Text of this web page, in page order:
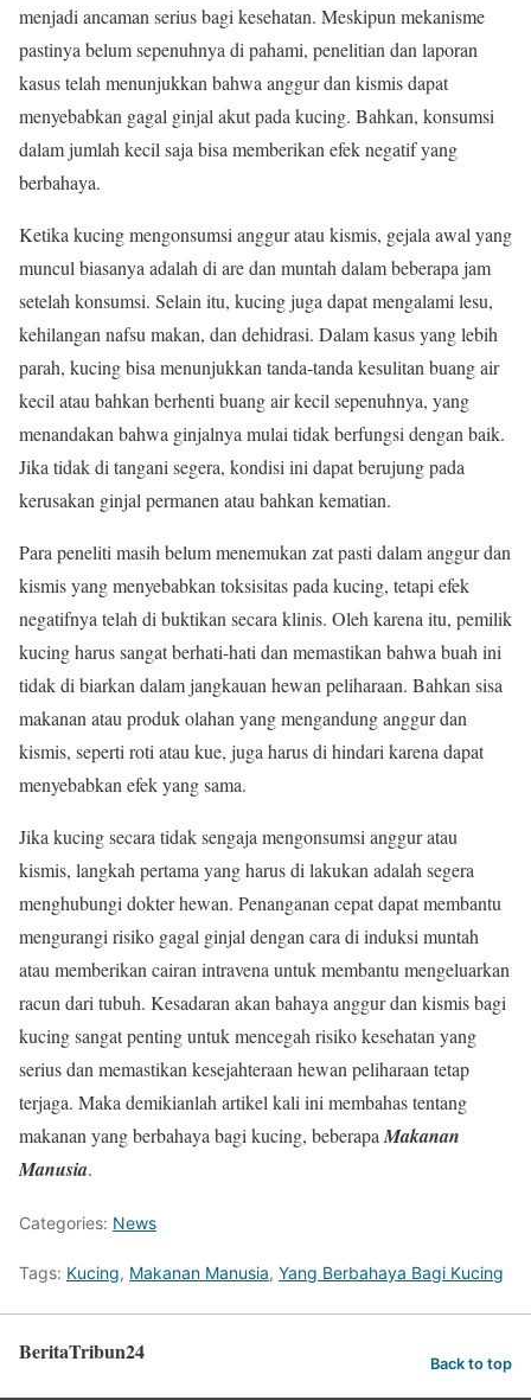
menjadi ancaman serius bagi kesehatan. Meskipun mekanisme
pastinya belum sepenuhnya di pahami, penelitian dan laporan
kasus telah menunjukkan bahwa anggur dan kismis dapat
menyebabkan gagal ginjal akut pada kucing. Bahkan, konsumsi
dalam jumlah kecil saja bisa memberikan efek negatif yang
berbahaya.
Ketika kucing mengonsumsi anggur atau kismis, gejala awal yang
muncul biasanya adalah di are dan muntah dalam beberapa jam
setelah konsumsi. Selain itu, kucing juga dapat mengalami lesu,
kehilangan nafsu makan, dan dehidrasi. Dalam kasus yang lebih
parah, kucing bisa menunjukkan tanda-tanda kesulitan buang air
kecil atau bahkan berhenti buang air kecil sepenuhnya, yang
menandakan bahwa ginjalnya mulai tidak berfungsi dengan baik.
Jika tidak di tangani segera, kondisi ini dapat berujung pada
kerusakan ginjal permanen atau bahkan kematian.
Para peneliti masih belum menemukan zat pasti dalam anggur dan
kismis yang menyebabkan toksisitas pada kucing, tetapi efek
negatifnya telah di buktikan secara klinis. Oleh karena itu, pemilik
kucing harus sangat berhati-hati dan memastikan bahwa buah ini
tidak di biarkan dalam jangkauan hewan peliharaan. Bahkan sisa
makanan atau produk olahan yang mengandung anggur dan
kismis, seperti roti atau kue, juga harus di hindari karena dapat
menyebabkan efek yang sama.
Jika kucing secara tidak sengaja mengonsumsi anggur atau
kismis, langkah pertama yang harus di lakukan adalah segera
menghubungi dokter hewan. Penanganan cepat dapat membantu
mengurangi risiko gagal ginjal dengan cara di induksi muntah
atau memberikan cairan intravena untuk membantu mengeluarkan
racun dari tubuh. Kesadaran akan bahaya anggur dan kismis bagi
kucing sangat penting untuk mencegah risiko kesehatan yang
serius dan memastikan kesejahteraan hewan peliharaan tetap
terjaga. Maka demikianlah artikel kali ini membahas tentang
makanan yang berbahaya bagi kucing, beberapaMakanan
Manusia.
Categories: News
Tags: Kucing, Makanan Manusia, Yang Berbahaya Bagi Kucing
BeritaTribun24 Back to top